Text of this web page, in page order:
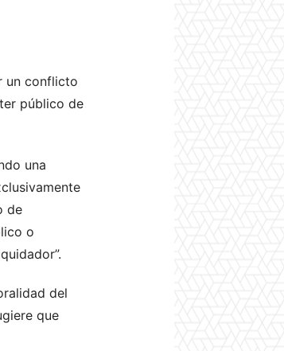
un conflicto
público de
una
de
o
del
que